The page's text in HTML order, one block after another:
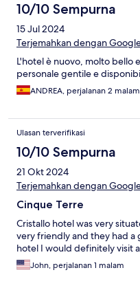
10/10 Sempurna
15 Jul 2024
Terjemahkan dengan
L'hotel è nuovo, molto bello
personale gentile e
ANDREA, perjalanan 2 malam
Ulasan terverifikasi
10/10 Sempurna
21 Okt 2024
Terjemahkan dengan
Cinque Terre
Cristallo hotel was very
very friendly and they had a
hotel I would definitely visit
John, perjalanan 1 malam